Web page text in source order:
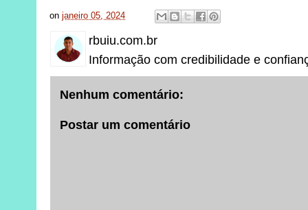
onjaneiro 05, 2024
rbuiu.com.br
Informação com credibilidade e
Nenhum comentário:
Postar um comentário